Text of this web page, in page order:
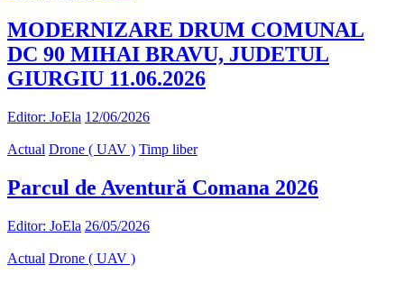
MODERNIZARE DRUM COMUNAL
DC 90 MIHAI BRAVU, JUDETUL
GIURGIU 11.06.2026
Editor: JoEla 12/06/2026
Actual Drone ( UAV ) Timp liber
Parcul de Aventură Comana 2026
Editor: JoEla 26/05/2026
Actual Drone ( UAV )